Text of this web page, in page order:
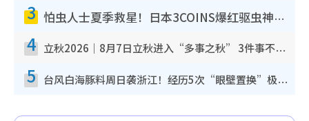
3 怕虫人士夏季救星！日本3COINS爆红驱虫神器$45起 1招“全程免触碰”轻松搞定小强
4 立秋2026｜8月7日立秋进入“多事之秋” 3件事不可做！专家教6招开运 清杂物／钱包纳气接好运
5 台风白海豚料周日袭浙江！经历5次“眼壁置换”极罕见 成登陆内地最长途台风